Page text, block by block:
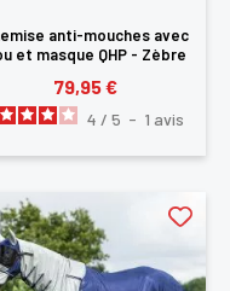
anti-mouches avec
et masque QHP - Zèbre
79,95 €
4 / 5 - 1 avis